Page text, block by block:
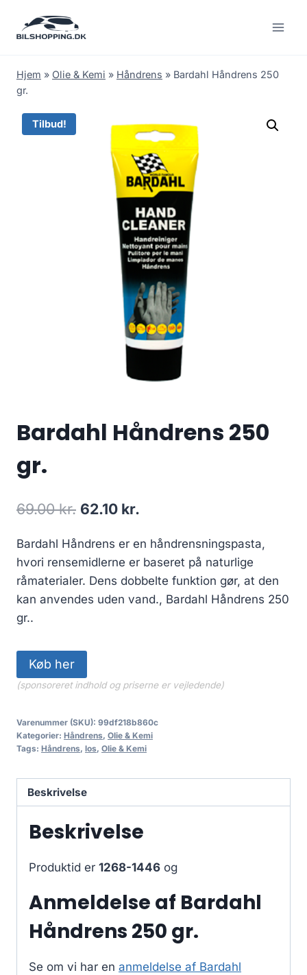
Hjem » Olie & Kemi » Håndrens » Bardahl Håndrens 250
gr.
Tilbud!
Bardahl Håndrens 250
gr.
69.00kr. Den
pris
var:
69.00 kr..
62.10 kr.
pris
er:
62.10 kr..
Bardahl Håndrens er en håndrensningspasta,
hvori rensemidlerne er baseret på naturlige
råmaterialer. Dens dobbelte funktion gør, at den
kan anvendes uden vand., Bardahl Håndrens 250
gr..
Køb her
(sponsoreret indhold og priserne er vejledende)
Varenummer (SKU): 99df218b860c
Kategorier: Håndrens, Olie & Kemi
Tags: Håndrens, los, Olie & Kemi
Beskrivelse
Beskrivelse
Produktid er 1268-1446 og
Anmeldelse af Bardahl
Håndrens 250 gr.
Se om vi har en anmeldelse af Bardahl